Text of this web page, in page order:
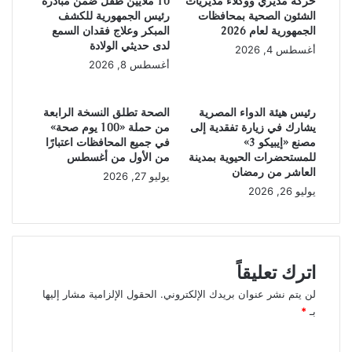
رئيس الجمهورية للكشف
المبكر وعلاج فقدان السمع
لدى حديثي الولادة
أغسطس 8, 2026
الشئون الصحية بمحافظات
الجمهورية لعام 2026
أغسطس 4, 2026
الصحة تطلق النسخة الرابعة
من حملة «100 يوم صحة»
في جميع المحافظات اعتبارًا
من الأول من أغسطس
يوليو 27, 2026
رئيس هيئة الدواء المصرية
يشارك في زيارة تفقدية إلى
مصنع «إيبيكو 3»
للمستحضرات الحيوية بمدينة
العاشر من رمضان
يوليو 26, 2026
اترك تعليقاً
لن يتم نشر عنوان بريدك الإلكتروني. الحقول الإلزامية مشار إليها
بـ *